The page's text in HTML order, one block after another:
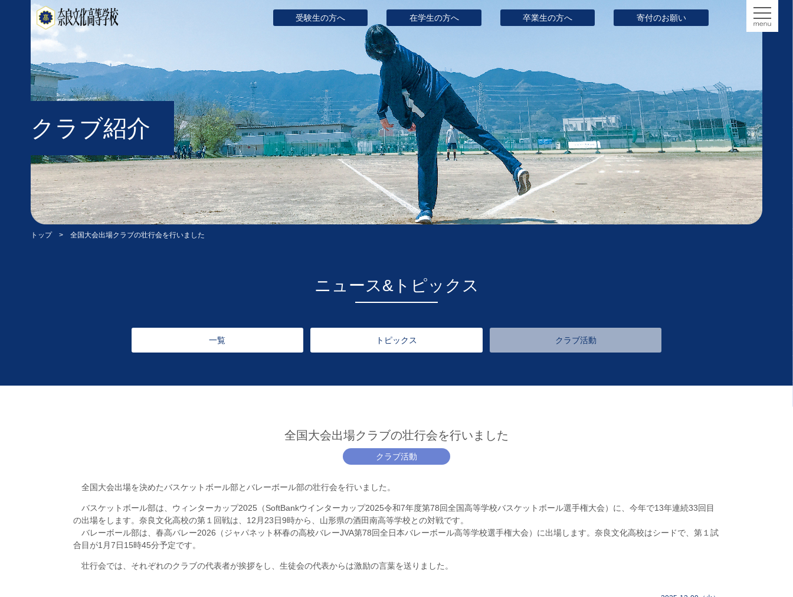
受験生の方へ 在学生の方へ 卒業生の方へ 寄付のお願い
クラブ紹介
トップ> 全国大会出場クラブの壮行会を行いました
ニュース&トピックス
一覧 トピックス クラブ活動
全国大会出場クラブの壮行会を行いました
クラブ活動
全国大会出場を決めたバスケットボール部とバレーボール部の壮行会を行いました。
バスケットボール部は、ウィンターカップ2025（SoftBankウインターカップ2025令和7年度第78回全国高等学校バスケットボール選手権大会）に、今年で13年連続33回目
の出場をします。奈良文化高校の第１回戦は、12月23日9時から、山形県の酒田南高等学校との対戦です。
バレーボール部は、春高バレー2026（ジャパネット杯春の高校バレーJVA第78回全日本バレーボール高等学校選手権大会）に出場します。奈良文化高校はシードで、第１試
合目が1月7日15時45分予定です。
壮行会では、それぞれのクラブの代表者が挨拶をし、生徒会の代表からは激励の言葉を送りました。